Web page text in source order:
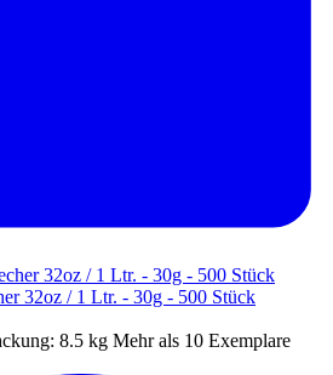
32oz / 1 Ltr. - 30g - 500 Stück
8.5 kg Mehr als 10 Exemplare